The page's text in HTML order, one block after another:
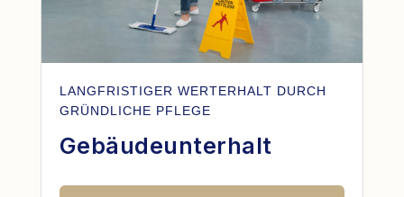
LANGFRISTIGER WERTERHALT DURCH
GRÜNDLICHE PFLEGE
Gebäudeunterhalt